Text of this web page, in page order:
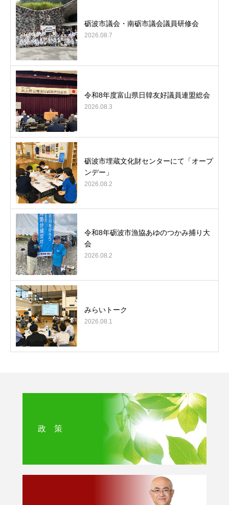
砺波市議会・南砺市議会議員研修会
2026.08.7
令和8年度富山県日韓友好議員連盟総会
2026.08.3
砺波市埋蔵文化財センターにて「オープ
ンデー」
2026.08.2
令和8年砺波市漁協あゆのつかみ捕り大
会
2026.08.2
みらいトーク
2026.08.1
政 策